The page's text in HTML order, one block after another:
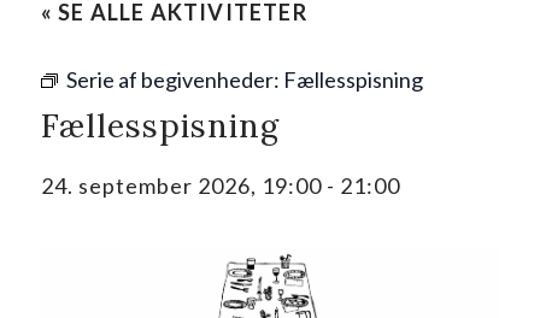
« SE ALLE AKTIVITETER
Serie af begivenheder: Fællesspisning
Fællesspisning
24. september 2026, 19:00- 21:00